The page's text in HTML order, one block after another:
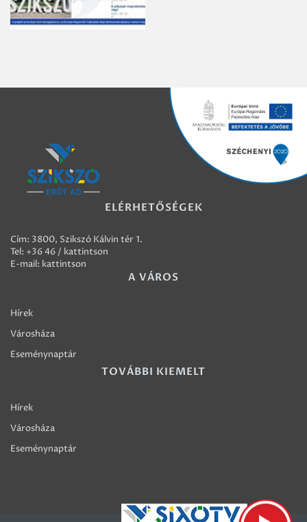
ELÉRHETŐSÉGEK
Cím: 3800, Szikszó Kálvin tér 1.
Tel: +36 46 / kattintson
E-mail: kattintson
A VÁROS
Hírek
Városháza
Eseménynaptár
TOVÁBBI KIEMELT
Hírek
Városháza
Eseménynaptár